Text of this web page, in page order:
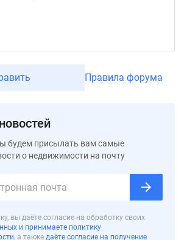
Правила форума
будем присылать вам самые
о недвижимости на почту
вы даёте согласие на обработку своих
и принимаете политику
, а также даёте согласие на получение